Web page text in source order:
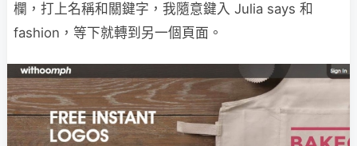
欄，打上名稱和關鍵字，我隨意鍵入 Julia says 和
fashion，等下就轉到另一個頁面。